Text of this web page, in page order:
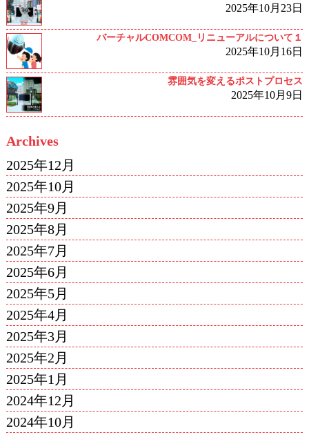
2025年10月23日
バーチャルCOMCOM_リニューアルについて１
2025年10月16日
雰囲気を変えるポストプロセス
2025年10月9日
Archives
2025年12月
2025年10月
2025年9月
2025年8月
2025年7月
2025年6月
2025年5月
2025年4月
2025年3月
2025年2月
2025年1月
2024年12月
2024年10月